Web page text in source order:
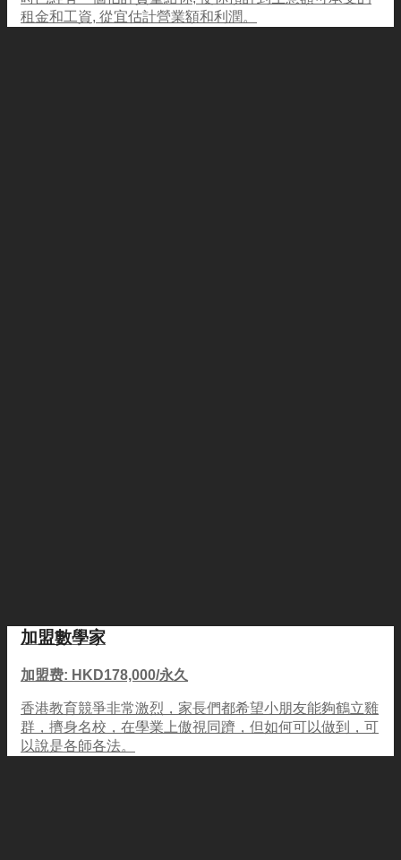
租金和工資, 從宜估計營業額和利潤。
加盟數學家
加盟费: HKD178,000/永久
香港教育競爭非常激烈，家長們都希望小朋友能夠鶴立雞
群，擠身名校，在學業上傲視同躋，但如何可以做到，可
以說是各師各法。